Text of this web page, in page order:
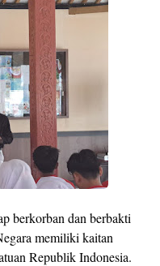
berkorban dan berbakti
memiliki kaitan
Republik Indonesia.